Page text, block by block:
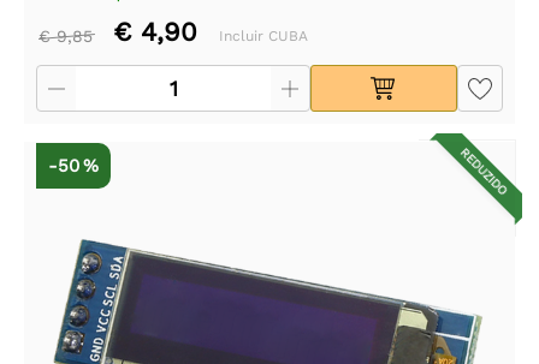
€ 9,85 € 4,90 Incluir CUBA
REDUZIDO
-50 %